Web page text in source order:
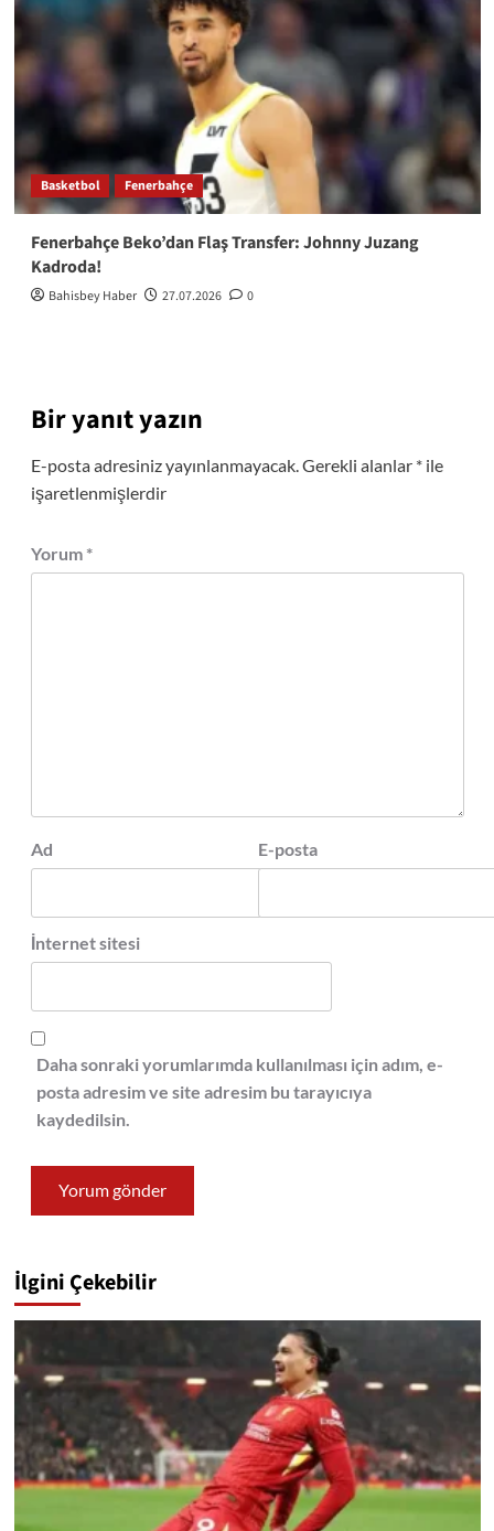
Basketbol Fenerbahçe
Fenerbahçe Beko’dan Flaş Transfer: Johnny Juzang
Kadroda!
Bahisbey Haber 27.07.2026 0
Bir yanıt yazın
E-posta adresiniz yayınlanmayacak. Gerekli alanlar *ile
işaretlenmişlerdir
Yorum *
Ad E-posta
İnternet sitesi
Daha sonraki yorumlarımda kullanılması için adım, e-
posta adresim ve site adresim bu tarayıcıya
kaydedilsin.
İlgini Çekebilir